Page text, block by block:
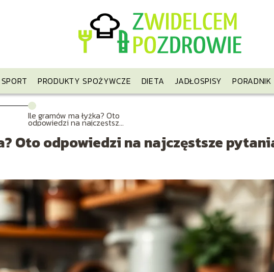
SPORT PRODUKTY SPOŻYWCZE DIETA JADŁOSPISY PORADNIK
Ile gramów ma łyżka? Oto
odpowiedzi na najczęstsze
pytania
Oto odpowiedzi na najczęstsze